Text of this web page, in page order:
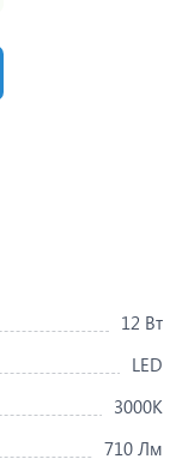
12 Вт
LED
3000K
710 Лм